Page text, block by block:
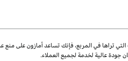
تراها في المربع، فإنك تساعد أمازون على
جودة عالية لخدمة لجميع العملاء.